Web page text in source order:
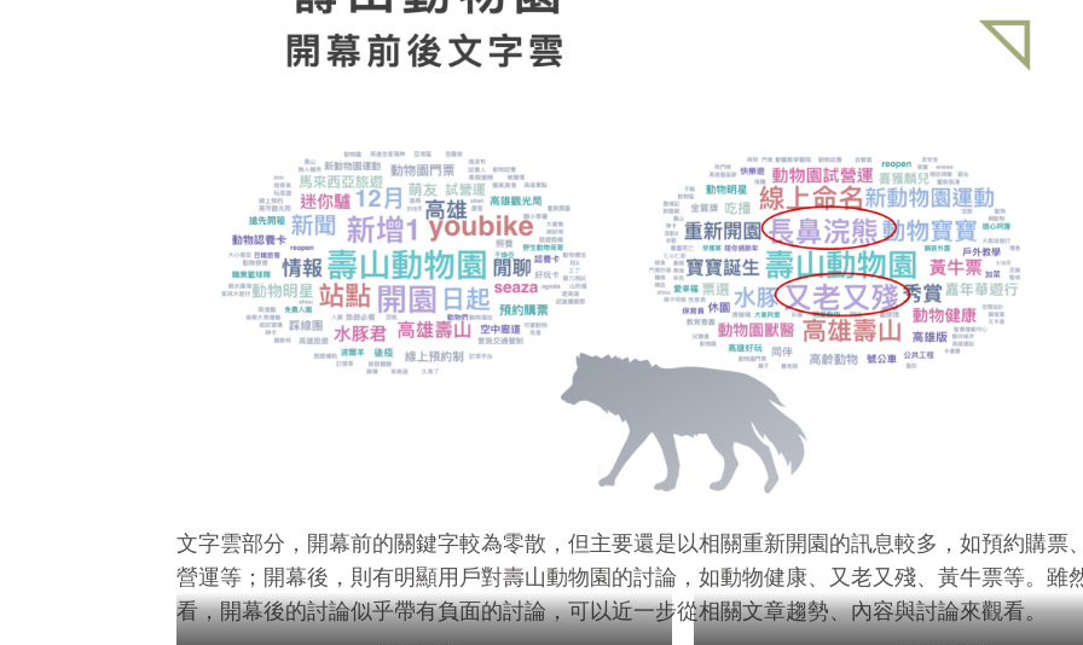
文字雲部分，開幕前的關鍵字較為零散，但主要還是以相關重新開園的訊息較多，如預約購票
營運等；開幕後，則有明顯用戶對壽山動物園的討論，如動物健康、又老又殘、黃牛票等。雖
看，開幕後的討論似乎帶有負面的討論，可以近一步從相關文章趨勢、內容與討論來觀看。